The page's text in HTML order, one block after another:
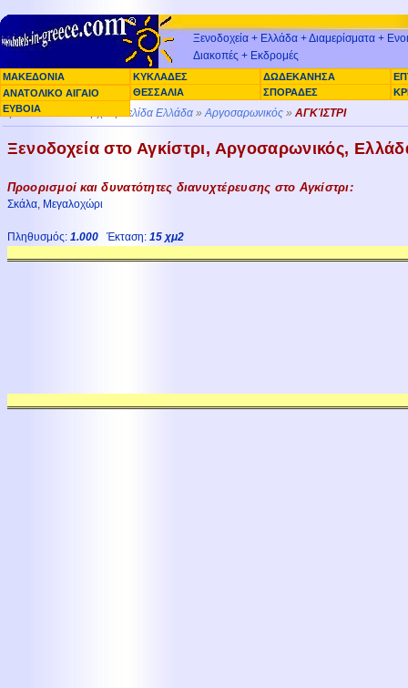
Ξενοδοχεία + Ελλάδα + Διαμερίσματα +
Διακοπές + Εκδρομές
ΜΑΚΕΔΟΝΙΑ ΚΥΚΛΑΔΕΣ ΔΩΔΕΚΑΝΗΣΑ
ΑΝΑΤΟΛΙΚΟ ΑΙΓΑΙΟ
ΑΡΓΟΣΑΡΩΝΙΚΟΣ ΘΕΣΣΑΛΙΑ ΣΠΟΡΑΔΕΣ
ΕΥΒΟΙΑ
Βρίσκεστε εδώ »Αρχική σελίδα Ελλάδα »Αργοσαρωνικός » ΑΓΚΊΣΤΡΙ
Ξενοδοχεία στο Αγκίστρι, Αργοσαρωνικός,
Προορισμοί και δυνατότητες διανυχτέρευσης στο Αγκίστρι:
Σκάλα, Μεγαλοχώρι
Πληθυσμός: 1.000Έκταση: 15 χμ2